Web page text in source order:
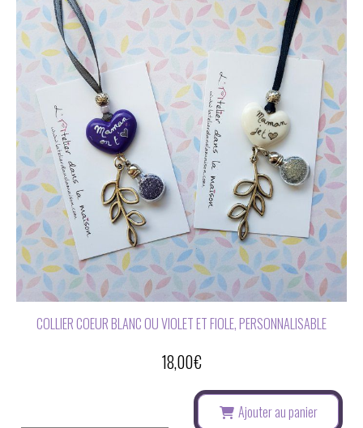
COLLIER COEUR BLANC OU VIOLET ET FIOLE, PERSONNALISABLE
18,00€
Ajouter au panier